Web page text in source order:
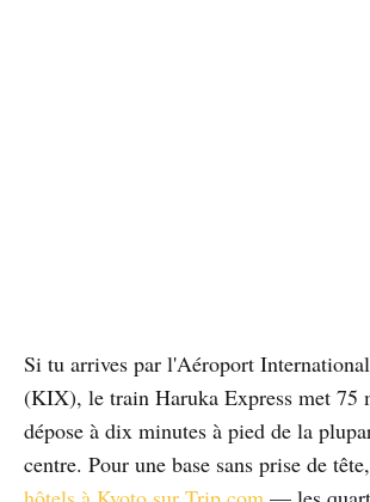
Si tu arrives par l'Aéroport
(KIX), le train Haruka Express met 75
dépose à dix minutes à pied de la
centre. Pour une base sans prise de